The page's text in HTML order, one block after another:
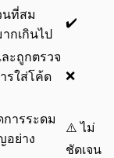
นที่สม
กเกินไป
✔️
ละถูกตรวจ
รใส่โค้ด
❌
ารระดม
อย่าง
⚠️ ไม่
ชัดเจน